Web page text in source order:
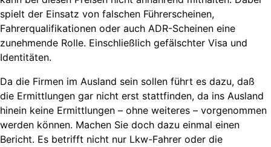
spielt der Einsatz von falschen Führerscheinen,
Fahrerqualifikationen oder auch ADR-Scheinen eine
zunehmende Rolle. Einschließlich gefälschter Visa und
Identitäten.
Da die Firmen im Ausland sein sollen führt es dazu, daß
die Ermittlungen gar nicht erst stattfinden, da ins Ausland
hinein keine Ermittlungen – ohne weiteres – vorgenommen
werden können. Machen Sie doch dazu einmal einen
Bericht. Es betrifft nicht nur Lkw-Fahrer oder die